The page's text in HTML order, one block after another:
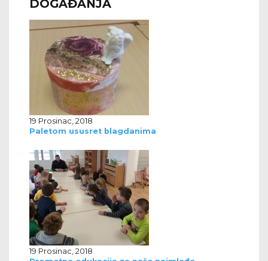
DOGAĐANJA
19 Prosinac, 2018
Paletom ususret blagdanima
19 Prosinac, 2018